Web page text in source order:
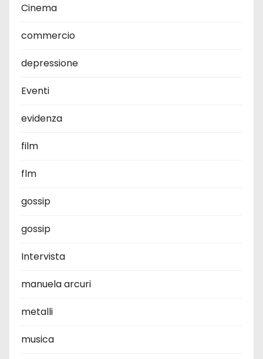
Cinema
commercio
depressione
Eventi
evidenza
film
flm
gossip
gossip
Intervista
manuela arcuri
metalli
musica